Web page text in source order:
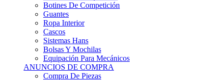
Guantes
Ropa Interior
Cascos
Sistemas Hans
Bolsas Y Mochilas
Equipación Para Mecánicos
ANUNCIOS DE COMPRA
Compra De Piezas
Compra De Neumáticos